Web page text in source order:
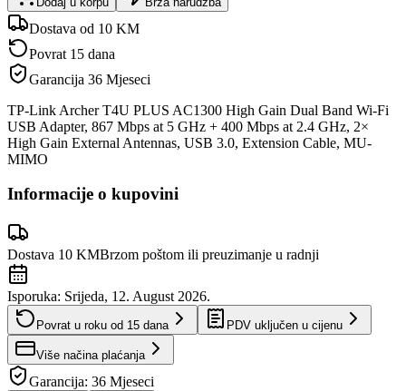
Dostava od 10 KM
Povrat 15 dana
Garancija 36 Mjeseci
TP-Link Archer T4U PLUS AC1300 High Gain Dual Band Wi-Fi
USB Adapter, 867 Mbps at 5 GHz + 400 Mbps at 2.4 GHz, 2×
High Gain External Antennas, USB 3.0, Extension Cable, MU-
MIMO
Informacije o kupovini
Dostava 10 KMBrzom poštom ili preuzimanje u radnji
Isporuka: Srijeda, 12. August 2026.
Povrat u roku od 15 dana PDV uključen u cijenu
Više načina plaćanja
Garancija: 36 Mjeseci